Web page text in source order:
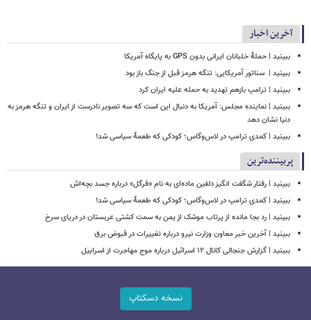
آخرین اخبار
ببینید | حملۀ خلبانان ایرانی بدون GPS به پایگاه آمریکا
ببینید | ‏ سناتور آمریکایی: تنگه هرمز قبل از جنگ باز بود
ببینید | ترامپ بازهم تهدید به حمله علیه ایران کرد
ببینید | نماینده مجلس: آمریکا به دنبال این است که سه تصویر نادرست از ایران و تنگه هرمز به
دنیا نشان دهد
ببینید | کمدی ترامپ در لاس‌وگاس؛ کودکی که طعمۀ سیاسی شد!
پربیننده‌ترین
ببینید | رفتار شگفت انگیز دلفین ماده‌ای به نام «فرگل» درباره جسد بچه‌اش
ببینید | کمدی ترامپ در لاس‌وگاس؛ کودکی که طعمۀ سیاسی شد!
ببینید | رد بجا مانده از پرتاب موشک از یمن به سمت کشتی‌ عربستان در دریای سرخ
ببینید | آخرین خبر معاون وزارت نیرو درباره تغییرات در قبوض برق
ببینید | گزارش جنجالی کانال ۱۲ اسرائیل درباره موج مهاجرت از اسراییل
نسخه دسکتاپ